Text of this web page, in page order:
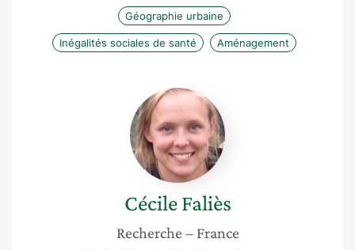
Géographie urbaine
Inégalités sociales de santé Aménagement
Cécile
Faliès
Cécile Faliès
Recherche – France